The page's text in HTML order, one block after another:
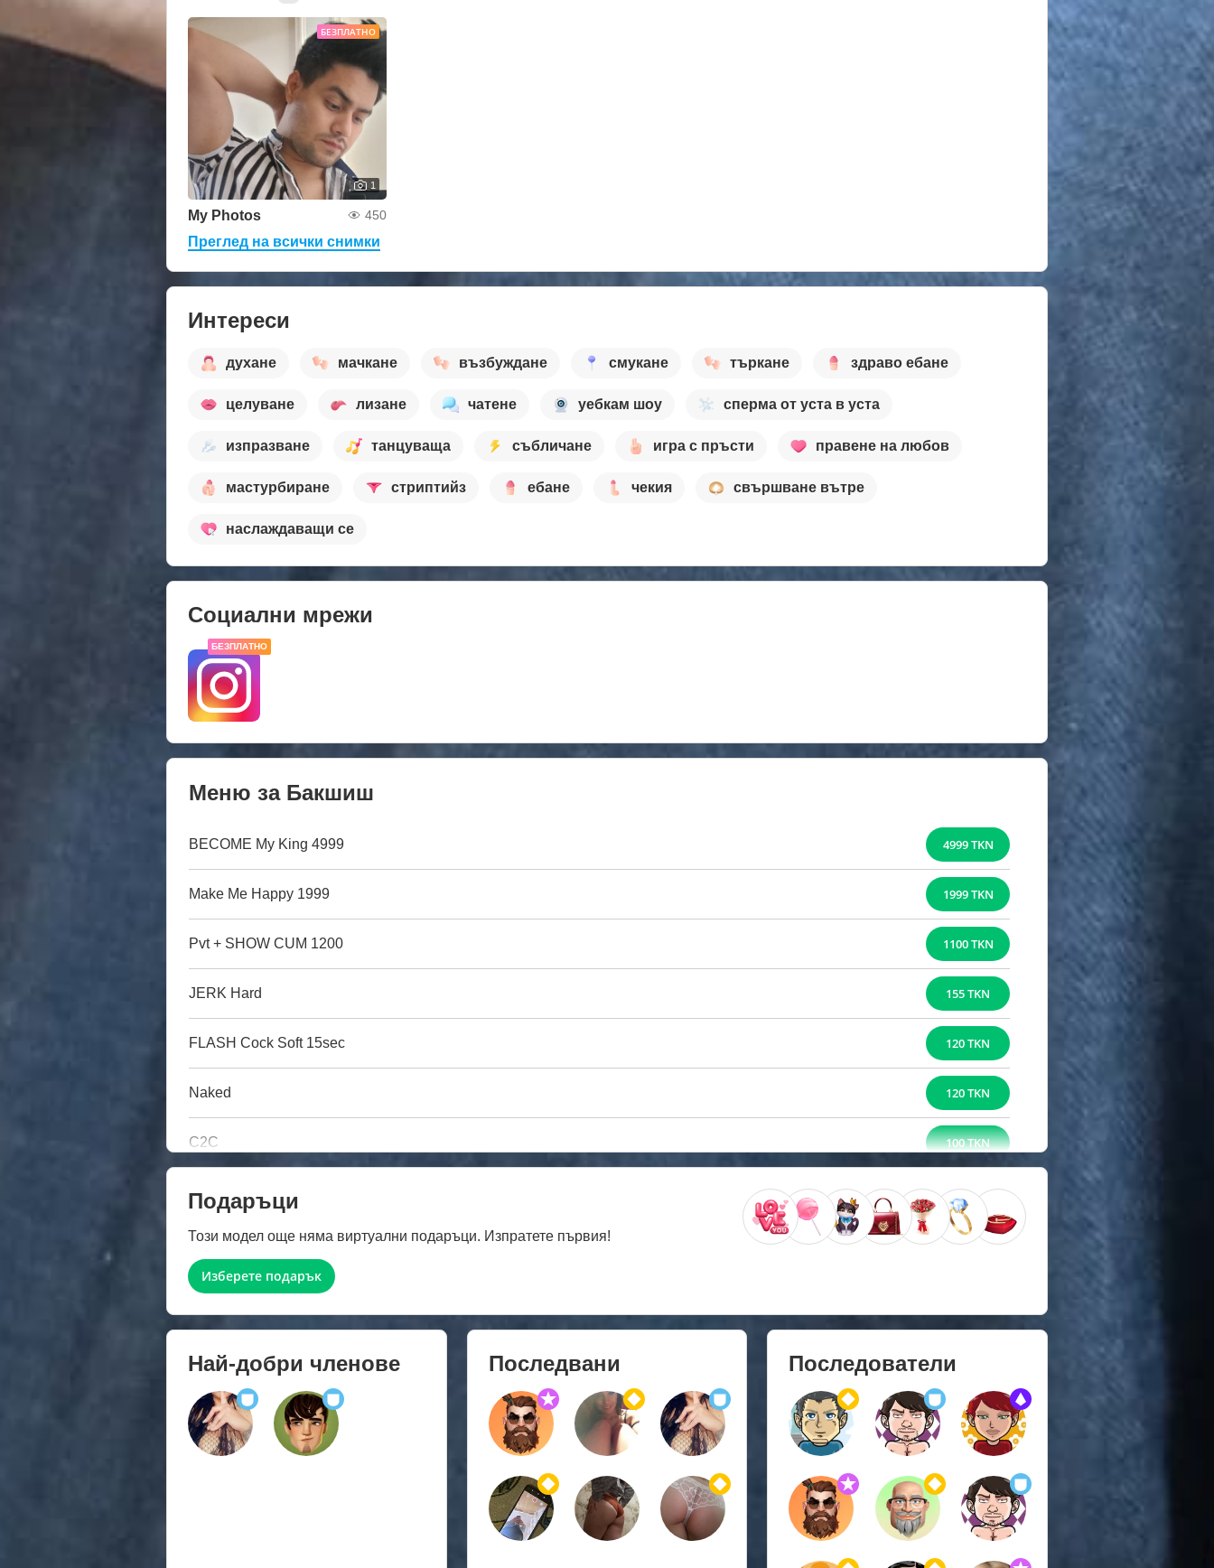
БЕЗПЛАТНО
1
My Photos 450
Преглед на всички снимки
Интереси
духане мачкане възбуждане смукане търкане здраво ебане
целуване лизане чатене уебкам шоу сперма от уста в уста
изпразване танцуваща събличане игра с пръсти правене на любов
мастурбиране стриптийз ебане чекия свършване вътре
наслаждаващи се
Социални мрежи
БЕЗПЛАТНО
Меню за Бакшиш
BECOME My King 4999 4999 TKN
Make Me Happy 1999 1999 TKN
Pvt + SHOW CUM 1200 1100 TKN
JERK Hard 155 TKN
FLASH Cock Soft 15sec 120 TKN
Naked 120 TKN
C2C 100 TKN
Подаръци
Този модел още няма виртуални подаръци. Изпратете първия!
Изберете подарък
Най-добри членове Последвани Последователи